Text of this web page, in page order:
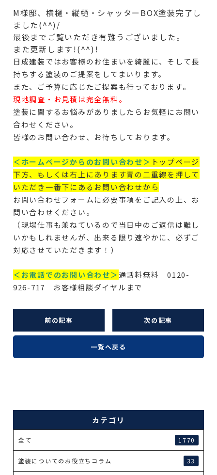
M様邸、横樋・縦樋・シャッターBOX塗装完了し
ました(^^)/
最後までご覧いただき有難うございました。
また更新します!(^^)!
日成建装ではお客様のお住まいを綺麗に、そして長
持ちする塗装のご提案をしてまいります。
また、ご予算に応じたご提案も行っております。
現地調査・お見積は完全無料。
塗装に関するお悩みがありましたらお気軽にお問い
合わせください。
皆様のお問い合わせ、お待ちしております。
＜ホームページからのお問い合わせ＞ トップページ
下方、もしくは右上にあります青の二重線を押して
いただき一番下にあるお問い合わせから
お問い合わせフォームに必要事項をご記入の上、お
問い合わせください。
（現場仕事も兼ねているので当日中のご返信は難し
いかもしれませんが、出来る限り速やかに、必ずご
対応させていただきます！）
＜お電話でのお問い合わせ＞通話料無料 0120-
926-717 お客様相談ダイヤルまで
前の記事 次の記事
一覧へ戻る
カテゴリ
全て 1770
塗装についてのお役立ちコラム 33